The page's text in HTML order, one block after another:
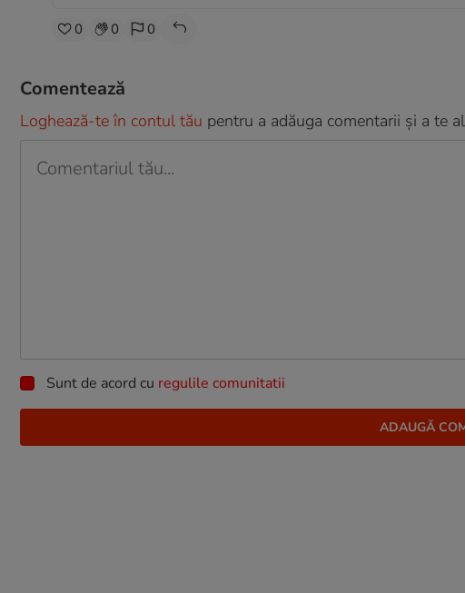
0 0 0
Comentează
Loghează-te în contul tău pentru a adăuga comentarii și a te
Sunt de acord cu regulile comunitatii